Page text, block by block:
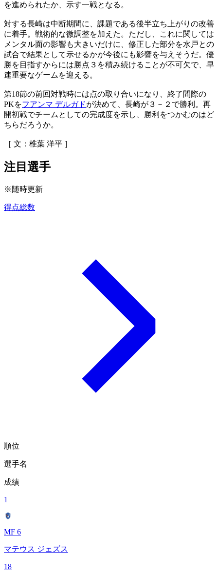
を進められたか、示す一戦となる。
対する長崎は中断期間に、課題である後半立ち上がりの改善
に着手。戦術的な微調整を加えた。ただし、これに関しては
メンタル面の影響も大きいだけに、修正した部分を水戸との
試合で結果として示せるかが今後にも影響を与えそうだ。優
勝を目指すからには勝点３を積み続けることが不可欠で、早
速重要なゲームを迎える。
第18節の前回対戦時には点の取り合いになり、終了間際の
PKをフアンマ デルガドが決めて、長崎が３－２で勝利。再
開初戦でチームとしての完成度を示し、勝利をつかむのはど
ちらだろうか。
［ 文：椎葉 洋平 ］
注目選手
※随時更新
得点総数
順位
選手名
成績
1
MF 6
マテウス ジェズス
18